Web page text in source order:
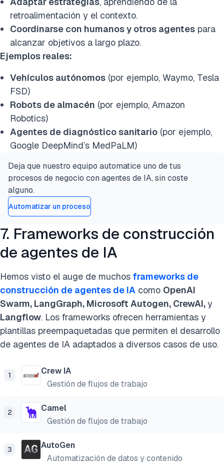
retroalimentación y el contexto.
Coordinarse con humanos y otros agentes para
alcanzar objetivos a largo plazo.
Ejemplos reales:
Vehículos autónomos (por ejemplo, Waymo, Tesla
FSD)
Robots de almacén (por ejemplo, Amazon
Robotics)
Agentes de diagnóstico sanitario (por ejemplo,
Google DeepMind’s MedPaLM)
Deja que nuestro equipo automatice uno de tus
procesos de negocio con agentes de IA, sin coste
alguno.
Automatizar un proceso
7. Frameworks de construcción
de agentes de IA
Hemos visto el auge de muchos frameworks de
construcción de agentes de IA como OpenAI
Swarm, LangGraph, Microsoft Autogen, CrewAI,y
Langflow. Los frameworks ofrecen herramientas y
plantillas preempaquetadas que permiten el desarrollo
de agentes de IA adaptados a diversos casos de uso.
1
Crew IA
Gestión de flujos de trabajo
2
Camel
Gestión de flujos de trabajo
3
AutoGen
Automatización de datos y contenido